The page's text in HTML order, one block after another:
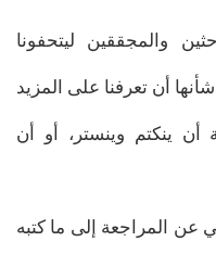
والمجققين ليتحفونا
أن تعرفنا على المزيد
ينكتم وينستر، أو أن
عن المراجعة إلى ما كتبه